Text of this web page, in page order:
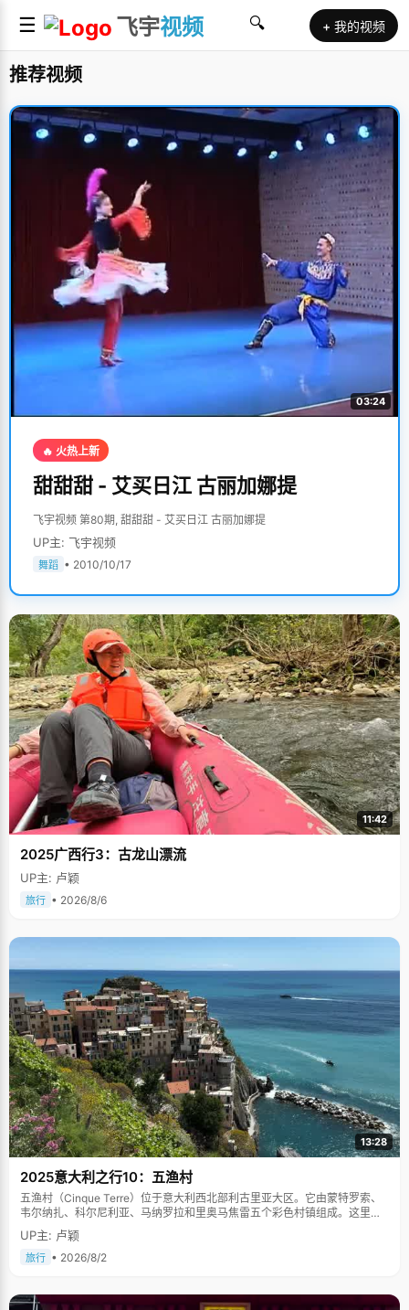
☰ 飞宇视频 🔍 + 我的视频
推荐视频
03:24
🔥 火热上新
甜甜甜 - 艾买日江 古丽加娜提
飞宇视频 第80期, 甜甜甜 - 艾买日江 古丽加娜提
UP主: 飞宇视频
舞蹈 • 2010/10/17
11:42
2025广西行3：古龙山漂流
UP主: 卢颖
旅行 • 2026/8/6
13:28
2025意大利之行10：五渔村
五渔村（Cinque Terre）位于意大利西北部利古里亚大区。它由蒙特罗索、
韦尔纳扎、科尔尼利亚、马纳罗拉和里奥马焦雷五个彩色村镇组成。这里依
山傍海，房屋色彩斑斓，1997年被列为世界文化遗产。
UP主: 卢颖
旅行 • 2026/8/2